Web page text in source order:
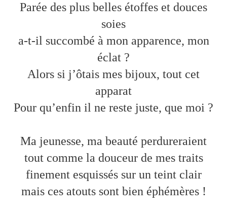
Parée des plus belles étoffes et douces
soies
a-t-il succombé à mon apparence, mon
éclat ?
Alors si j’ôtais mes bijoux, tout cet
apparat
Pour qu’enfin il ne reste juste, que moi ?
Ma jeunesse, ma beauté perdureraient
tout comme la douceur de mes traits
finement esquissés sur un teint clair
mais ces atouts sont bien éphémères !